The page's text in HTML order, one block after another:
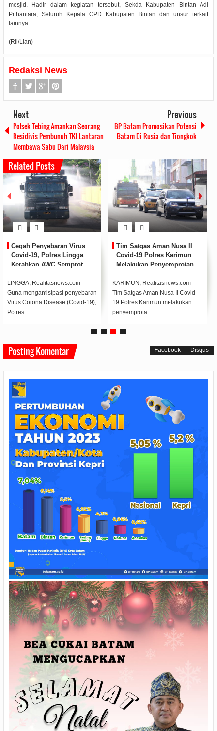
mesjid. Hadir dalam kegiatan tersebut, Sekda Kabupaten Bintan Adi
Prihantara, Seluruh Kepala OPD Kabupaten Bintan dan unsur terkait
lainnya.
(Ril/Lian)
Redaksi News
Next
Polsek Tebing Amankan Seorang
Residivis Pembunuh TKI Lantaran
Membawa Sabu Dari Malaysia
Previous
BP Batam Promosikan Potensi
Batam Di Rusia dan Tiongkok
Related Posts
Cegah Penyebaran Virus
Covid-19, Polres Lingga
Kerahkan AWC Semprot
Disinfektan Jalanan Dabo
Singkep
LINGGA, Realitasnews.com -
Guna mengantisipasi penyebaran
Virus Corona Disease (Covid-19),
Polres...
Tim Satgas Aman Nusa II
Covid-19 Polres Karimun
Melakukan Penyemprotan
Disenfektan Di Ruas Jalan
Protokol
KARIMUN, Realitasnews.com –
Tim Satgas Aman Nusa II Covid-
19 Polres Karimun melakukan
penyemprota...
Posting Komentar Facebook Disqus